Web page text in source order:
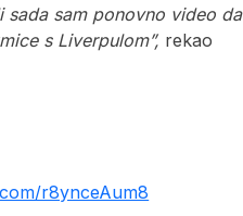
sada sam ponovno video da
s Liverpulom”, rekao
r8ynceAum8